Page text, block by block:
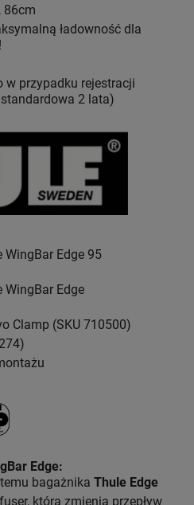
86cm
ładowność dla
w przypadku rejestracji
2 lata)
WingBar Edge 95
WingBar Edge
Clamp (SKU 710500)
Edge:
bagażnika Thule Edge
która zmienia przepływ